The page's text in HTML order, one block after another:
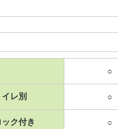
○
レ別 ○
ク付き ○